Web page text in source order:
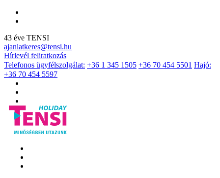
43 éve TENSI
ajanlatkeres@tensi.hu
Hírlevél feliratkozás
Telefonos ügyfélszolgálat: +36 1 345 1505 +36 70 454 5501 Hajó:
+36 70 454 5597